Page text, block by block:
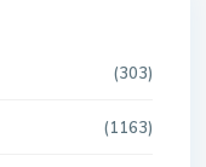
(303)
(1163)